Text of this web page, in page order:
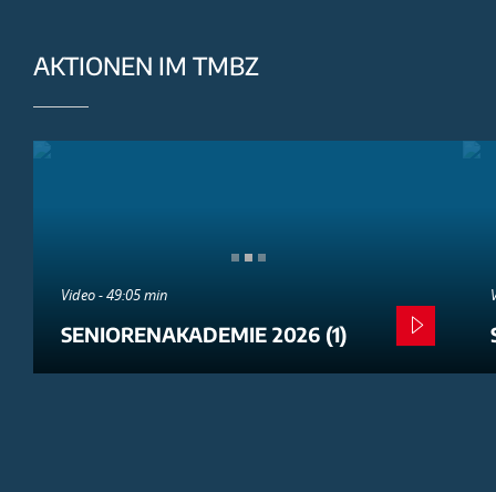
AKTIONEN IM TMBZ
Video - 49:05 min
SENIORENAKADEMIE 2026 (1)